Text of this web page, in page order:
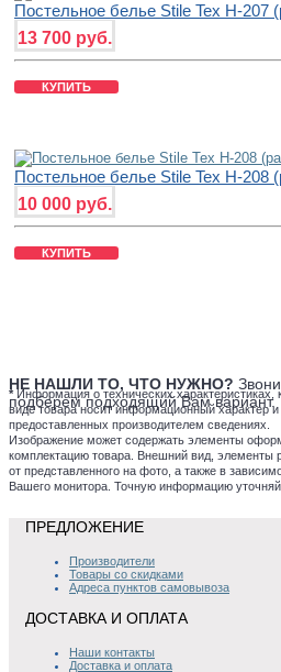
Постельное белье Stile Tex H-207
13 700 руб.
КУПИТЬ
Постельное белье Stile Tex H-208
10 000 руб.
КУПИТЬ
НЕ НАШЛИ ТО, ЧТО НУЖНО?
подберем подходящий Вам вариант.
* Информация о технических
виде товара носит информационный характер
предоставленных производителем сведениях.
Изображение может содержать элементы
комплектацию товара. Внешний вид, элементы
от представленного на фото, а также в
Вашего монитора. Точную информацию
ПРЕДЛОЖЕНИЕ
Производители
Товары со скидками
Адреса пунктов самовывоза
ДОСТАВКА И ОПЛАТА
Наши контакты
Доставка и оплата